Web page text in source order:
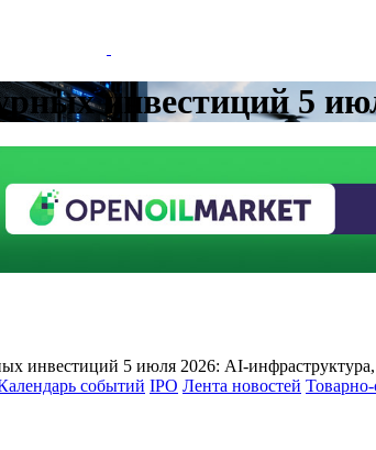
инвестиций 5
инвестиций 5 июля 2026: AI-
событий IPO Лента новостей